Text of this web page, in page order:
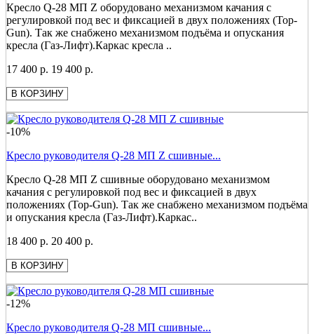
Кресло Q-28 МП Z оборудовано механизмом качания с
регулировкой под вес и фиксацией в двух положениях (Top-
Gun). Так же снабжено механизмом подъёма и опускания
кресла (Газ-Лифт).Каркас кресла ..
17 400 р. 19 400 р.
В КОРЗИНУ
-10%
Кресло руководителя Q-28 МП Z сшивные...
Кресло Q-28 МП Z сшивные оборудовано механизмом
качания с регулировкой под вес и фиксацией в двух
положениях (Top-Gun). Так же снабжено механизмом подъёма
и опускания кресла (Газ-Лифт).Каркас..
18 400 р. 20 400 р.
В КОРЗИНУ
-12%
Кресло руководителя Q-28 МП сшивные...